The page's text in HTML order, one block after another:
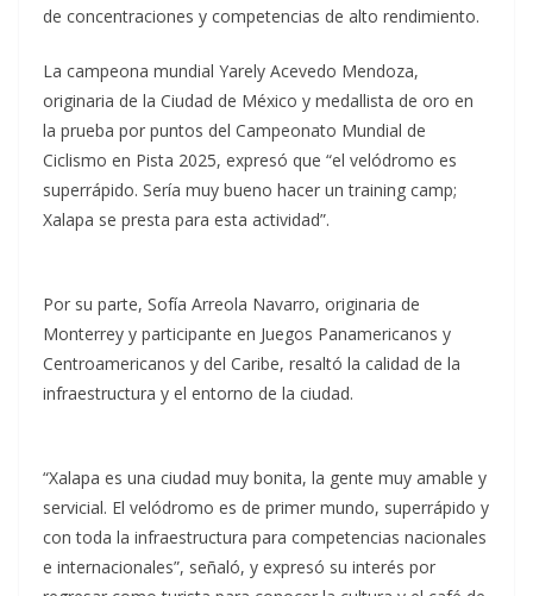
de concentraciones y competencias de alto rendimiento.
La campeona mundial Yarely Acevedo Mendoza,
originaria de la Ciudad de México y medallista de oro en
la prueba por puntos del Campeonato Mundial de
Ciclismo en Pista 2025, expresó que “el velódromo es
superrápido. Sería muy bueno hacer un training camp;
Xalapa se presta para esta actividad”.
Por su parte, Sofía Arreola Navarro, originaria de
Monterrey y participante en Juegos Panamericanos y
Centroamericanos y del Caribe, resaltó la calidad de la
infraestructura y el entorno de la ciudad.
“Xalapa es una ciudad muy bonita, la gente muy amable y
servicial. El velódromo es de primer mundo, superrápido y
con toda la infraestructura para competencias nacionales
e internacionales”, señaló, y expresó su interés por